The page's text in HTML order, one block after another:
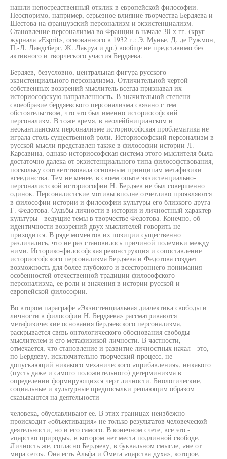
нашли непосредственный отклик в европейской философии.
Неоспоримо, например, серьезное влияние творчества Бердяева и
Шестова на французский персонализм и экзистенциализм.
Становление персонализма во Франции в начале 30-х гг. (круг
журнала «Esprit», основанного в 1932 г.: Э. Мунье, Д. де Ружмон,
П.-Л. Ландсберг, Ж. Лакруа и др.) вообще не представимо без
активного и творческого участия Бердяева.
Бердяев, безусловно, центральная фигура русского
экзистенциального персонализма. Отличительной чертой
собственных воззрений мыслитель всегда признавал их
историософскую направленность. В значительной степени
своеобразие бердяевского персонализма связано с тем
обстоятельством, что это был именно историософский
персонализм. В тоже время, в неолейбницианском и
неокантианском персонализме историософская проблематика не
играла столь существенной роли. Историософский персонализм в
русской мысли представлен также в философии истории Л.
Карсавина, однако историософская система этого мыслителя была
достаточно далека от экзистенциального типа философствования,
поскольку соответствовала основным принципам метафизики
всеединства. Тем не менее, в своем опыте экзистенциально-
персоналистской историософии Н. Бердяев не был совершенно
одинок. Персоналистские мотивы вполне отчетливо проявляются
в философии истории и философии культуры его близкого друга
Г. Федотова. Судьбы личности в истории и личностный характер
культуры - ведущие темы в творчестве Федотова. Конечно, об
идентичности воззрений двух мыслителей говорить не
приходится. В ряде моментов их позиции существенно
различались, что не раз становилось причиной полемики между
ними. Историко-философская реконструкция и сопоставление
историософского персонализма Бердяева и Федотова создает
возможность для более глубокого и всестороннего понимания
особенностей отечественной традиции философского
персонализма, ее роли и значения в истории русской и
европейской философии.
Во втором параграфе «Экзистенциальная диалектика свободы и
личности в философии Н. Бердяева» рассматриваются
метафизические основания бердяевского персонализма,
раскрывается связь онтологического обоснования свободы
мыслителем и его метафизикой личности. В частности,
отмечается, что становление и развитие личностных начал - это,
по Бердяеву, исключительно творческий процесс, не
допускающий никакого механического «прибавления», никакого
(пусть даже и самого положительного) детерминизма в
определении формирующихся черт личности. Биологические,
социальные и культурные предпосылки решающим образом
сказываются на деятельности
человека, обуславливают ее. В этих границах неизбежно
происходит «объективация» не только результатов человеческой
деятельности, но и его самого. В конечном счете, все это -
«царство природы», в котором нет места подлинной свободе.
Личность же, согласно Бердяеву, в буквальном смысле, «не от
мира сего». Она есть Альфа и Омега «царства духа», которое,